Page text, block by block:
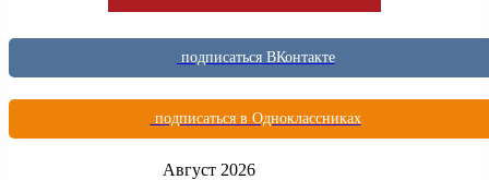
подписаться ВКонтакте
подписаться в Одноклассниках
Август 2026